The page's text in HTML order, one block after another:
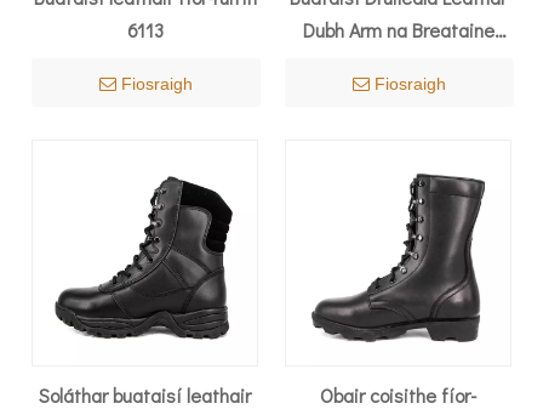
6113
Fiosraigh
Dubh Arm na Breataine
Fiosraigh
Soláthar buataisí leathair
Obair coisithe fíor-